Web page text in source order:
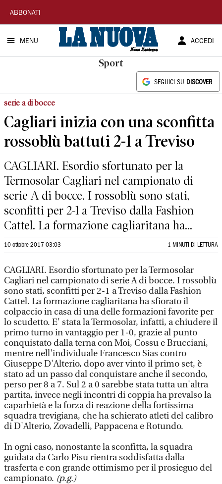
La
Nuova
Sardegna
ABBONATI
MENU ACCEDI
Sport
SEGUICI SU DISCOVER
serie a di bocce
Cagliari inizia con una sconfitta
rossoblù battuti 2-1 a Treviso
CAGLIARI. Esordio sfortunato per la
Termosolar Cagliari nel campionato di
serie A di bocce. I rossoblù sono stati,
sconfitti per 2-1 a Treviso dalla Fashion
Cattel. La formazione cagliaritana ha...
10 ottobre 2017 03:03 1 MINUTI DI LETTURA
CAGLIARI. Esordio sfortunato per la Termosolar
Cagliari nel campionato di serie A di bocce. I rossoblù
sono stati, sconfitti per 2-1 a Treviso dalla Fashion
Cattel. La formazione cagliaritana ha sfiorato il
colpaccio in casa di una delle formazioni favorite per
lo scudetto. E' stata la Termosolar, infatti, a chiudere il
primo turno in vantaggio per 1-0, grazie al punto
conquistato dalla terna con Moi, Cossu e Brucciani,
mentre nell'individuale Francesco Sias contro
Giuseppe D'Alterio, dopo aver vinto il primo set, è
stato ad un passo dal conquistare anche il secondo,
perso per 8 a 7. Sul 2 a 0 sarebbe stata tutta un'altra
partita, invece negli incontri di coppia ha prevalso la
caparbietà e la forza di reazione della fortissima
squadra trevigiana, che ha schierato atleti del calibro
di D'Alterio, Zovadelli, Pappacena e Rotundo.
In ogni caso, nonostante la sconfitta, la squadra
guidata da Carlo Pisu rientra soddisfatta dalla
trasferta e con grande ottimismo per il prosieguo del
campionato. (p.g.)